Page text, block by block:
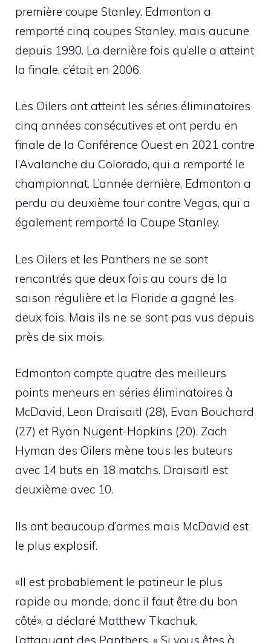
première coupe Stanley. Edmonton a
remporté cinq coupes Stanley, mais aucune
depuis 1990. La dernière fois qu’elle a atteint
la finale, c’était en 2006.
Les Oilers ont atteint les séries éliminatoires
cinq années consécutives et ont perdu en
finale de la Conférence Ouest en 2021 contre
l’Avalanche du Colorado, qui a remporté le
championnat. L’année dernière, Edmonton a
perdu au deuxième tour contre Vegas, qui a
également remporté la Coupe Stanley.
Les Oilers et les Panthers ne se sont
rencontrés que deux fois au cours de la
saison régulière et la Floride a gagné les
deux fois. Mais ils ne se sont pas vus depuis
près de six mois.
Edmonton compte quatre des meilleurs
points meneurs en séries éliminatoires à
McDavid, Leon Draisaitl (28), Evan Bouchard
(27) et Ryan Nugent-Hopkins (20). Zach
Hyman des Oilers mène tous les buteurs
avec 14 buts en 18 matchs. Draisaitl est
deuxième avec 10.
Ils ont beaucoup d’armes mais McDavid est
le plus explosif.
«Il est probablement le patineur le plus
rapide au monde, donc il faut être du bon
côté», a déclaré Matthew Tkachuk,
l’attaquant des Panthers. « Si vous êtes à